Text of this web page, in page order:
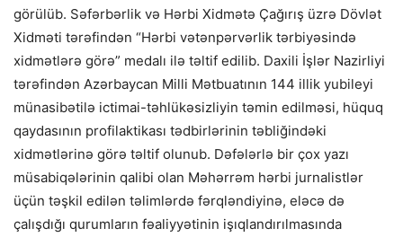
görülüb. Səfərbərlik və Hərbi Xidmətə Çağırış üzrə Dövlət
Xidməti tərəfindən “Hərbi vətənpərvərlik tərbiyəsində
xidmətlərə görə” medalı ilə təltif edilib. Daxili İşlər Nazirliyi
tərəfindən Azərbaycan Milli Mətbuatının 144 illik yubileyi
münasibətilə ictimai-təhlükəsizliyin təmin edilməsi, hüquq
qaydasının profilaktikası tədbirlərinin təbliğindəki
xidmətlərinə görə təltif olunub. Dəfələrlə bir çox yazı
müsabiqələrinin qalibi olan Məhərrəm hərbi jurnalistlər
üçün təşkil edilən təlimlərdə fərqləndiyinə, eləcə də
çalışdığı qurumların fəaliyyətinin işıqlandırılmasında